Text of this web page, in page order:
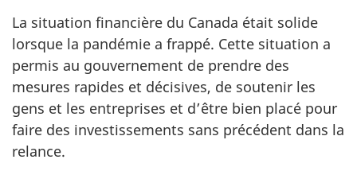
La situation financière du Canada était solide
lorsque la pandémie a frappé. Cette situation a
permis au gouvernement de prendre des
mesures rapides et décisives, de soutenir les
gens et les entreprises et d’être bien placé pour
faire des investissements sans précédent dans la
relance.